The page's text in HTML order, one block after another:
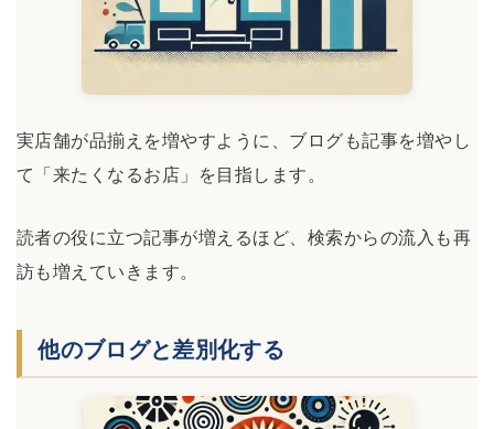
実店舗が品揃えを増やすように、ブログも記事を増やし
て「来たくなるお店」を目指します。
読者の役に立つ記事が増えるほど、検索からの流入も再
訪も増えていきます。
他のブログと差別化する